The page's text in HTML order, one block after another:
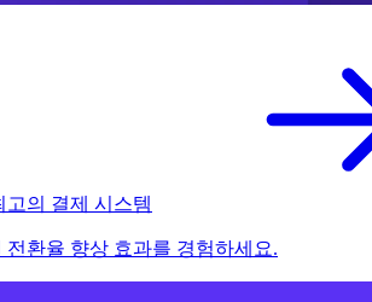
고의 결제 시스템
전환율 향상 효과를 경험하세요.